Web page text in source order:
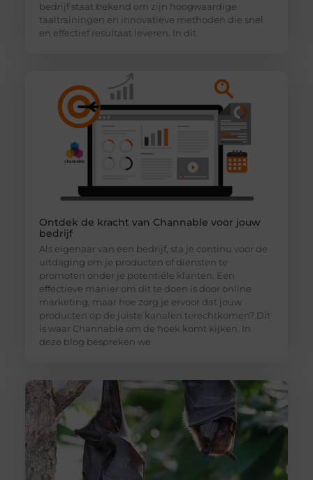
bedrijf staat bekend om zijn hoogwaardige
taaltrainingen en innovatieve methoden die snel
en effectief resultaat leveren. In dit
Ontdek de kracht van Channable voor jouw
bedrijf
Als eigenaar van een bedrijf, sta je continu voor de
uitdaging om je producten of diensten te
promoten onder je potentiële klanten. Een
effectieve manier om dit te doen is door online
marketing, maar hoe zorg je ervoor dat jouw
producten op de juiste kanalen terechtkomen? Dit
is waar Channable om de hoek komt kijken. In
deze blog bespreken we